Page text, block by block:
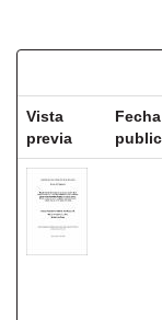
Vista
previa